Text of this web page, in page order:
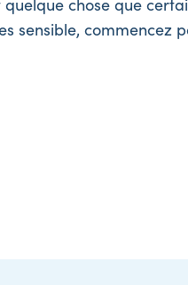
chose que
sensible, commencez